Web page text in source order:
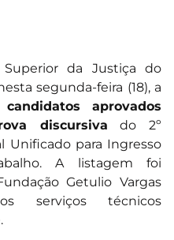
da Justiça do
segunda-feira (18), a
aprovados
discursiva do 2º
Unificado para Ingresso
A listagem foi
Getulio Vargas
serviços técnicos